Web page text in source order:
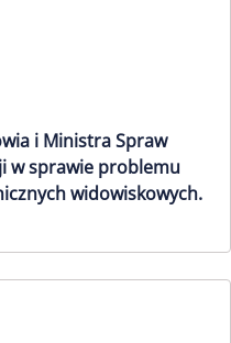
i Ministra Spraw
w sprawie problemu
widowiskowych.